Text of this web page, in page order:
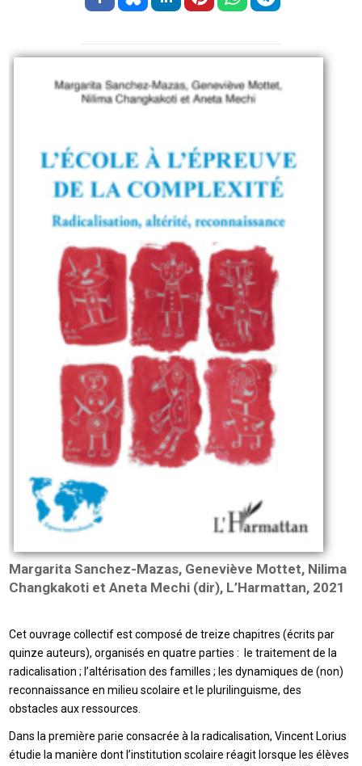
Margarita Sanchez-Mazas, Geneviève Mottet, Nilima
Changkakoti et Aneta Mechi (dir), L’Harmattan, 2021
Cet ouvrage collectif est composé de treize chapitres (écrits par
quinze auteurs), organisés en quatre parties : le traitement de la
radicalisation ; l’altérisation des familles ; les dynamiques de (non)
reconnaissance en milieu scolaire et le plurilinguisme, des
obstacles aux ressources.
Dans la première parie consacrée à la radicalisation, Vincent Lorius
étudie la manière dont l’institution scolaire réagit lorsque les élèves